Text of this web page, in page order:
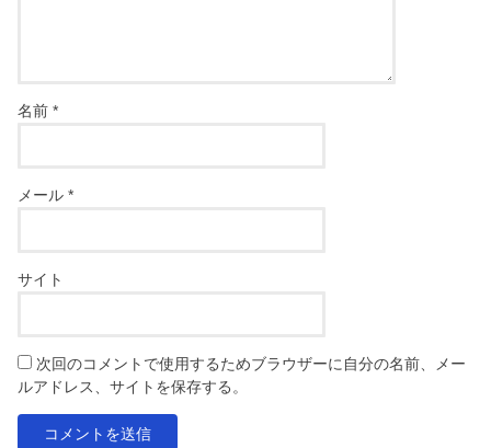
名前*
メール*
サイト
次回のコメントで使用するためブラウザーに自分の名前、メー
ルアドレス、サイトを保存する。